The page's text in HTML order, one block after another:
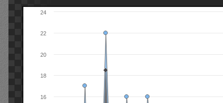
16
18
20
22
24